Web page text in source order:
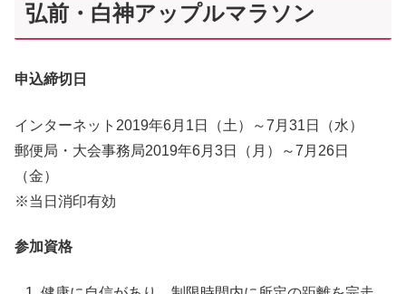
弘前・白神アップルマラソン
申込締切日
インターネット2019年6月1日（土）～7月31日（水）
郵便局・大会事務局2019年6月3日（月）～7月26日
（金）
※当日消印有効
参加資格